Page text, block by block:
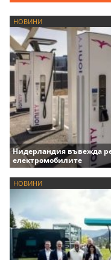
НОВИНИ
Нидерландия въвежда
електромобилите
НОВИНИ